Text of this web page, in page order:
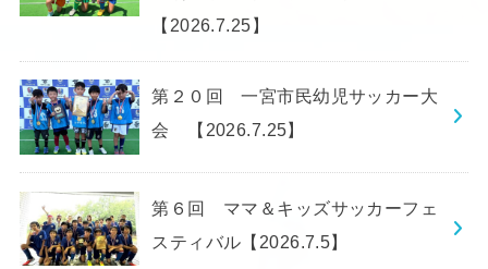
【2026.7.25】
第２０回 一宮市民幼児サッカー大
会 【2026.7.25】
第６回 ママ＆キッズサッカーフェ
スティバル【2026.7.5】